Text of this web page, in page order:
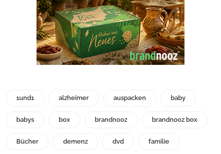
1und1 alzheimer auspacken baby
babys box brandnooz brandnooz box
Bücher demenz dvd familie